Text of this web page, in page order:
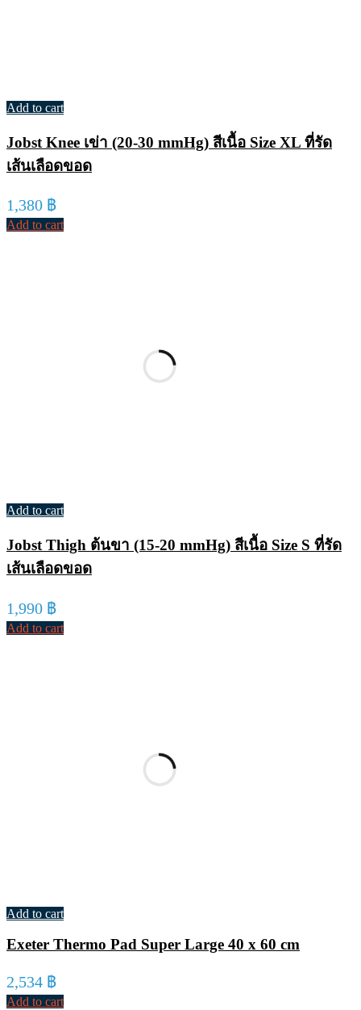
Add to cart
Jobst Knee เข่า (20-30 mmHg) สีเนื้อ Size XL ที่รัด
เส้นเลือดขอด
1,380 ฿
Add to cart
Add to cart
Jobst Thigh ต้นขา (15-20 mmHg) สีเนื้อ Size S ที่รัด
เส้นเลือดขอด
1,990 ฿
Add to cart
Add to cart
Exeter Thermo Pad Super Large 40 x 60 cm
2,534 ฿
Add to cart